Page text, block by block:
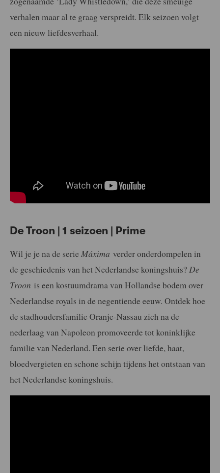
verhalen maar al te graag verspreidt. Elk seizoen volgt
een nieuw liefdesverhaal.
De Troon | 1 seizoen | Prime
Wil je je na de serie Máxima verder onderdompelen in
de geschiedenis van het Nederlandse koningshuis? De
Troon is een kostuumdrama van Hollandse bodem over
Nederlandse royals in de negentiende eeuw. Ontdek hoe
de stadhoudersfamilie Oranje-Nassau zich na de
nederlaag van Napoleon promoveerde tot koninklijke
familie van Nederland. Een serie over liefde, haat,
bloedvergieten en schone schijn tijdens het ontstaan van
het Nederlandse koningshuis.